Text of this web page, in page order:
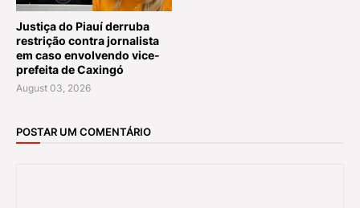
Justiça do Piauí derruba
restrição contra jornalista
em caso envolvendo vice-
prefeita de Caxingó
August 03, 2026
POSTAR UM COMENTÁRIO